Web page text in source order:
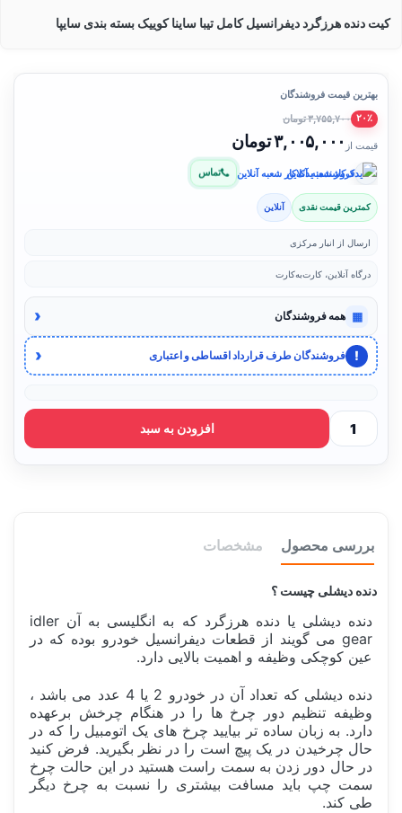
کیت دنده هرزگرد دیفرانسیل کامل تیبا ساینا کوییک بسته بندی سایپا
بهترین قیمت فروشندگان
۲۰٪ ۳,۷۵۵,۷۰۰ تومان
قیمت از ۳,۰۰۵,۰۰۰ تومان
فروشنده: یدک‌کار شعبه آنلاین تماس
کمترین قیمت نقدی آنلاین
ارسال از انبار مرکزی
درگاه آنلاین، کارت‌به‌کارت
▦ همه فروشندگان ‹
! فروشندگان طرف قرارداد اقساطی و اعتباری ‹
افزودن به سبد
بررسی محصول مشخصات
دنده دیشلی چیست ؟
دنده دیشلی یا دنده هرزگرد که به انگلیسی به آن idler
gear می گویند از قطعات دیفرانسیل خودرو بوده که در
عین کوچکی وظیفه و اهمیت بالایی دارد.
دنده دیشلی که تعداد آن در خودرو 2 یا 4 عدد می باشد ،
وظیفه تنظیم دور چرخ ها را در هنگام چرخش برعهده
دارد. به زبان ساده تر بیایید چرخ های یک اتومبیل را که در
حال چرخیدن در یک پیچ است را در نظر بگیرید. فرض کنید
در حال دور زدن به سمت راست هستید در این حالت چرخ
سمت چپ باید مسافت بیشتری را نسبت به چرخ دیگر
طی کند.